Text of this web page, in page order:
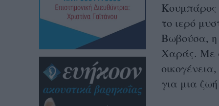
το ιερό
Βωβούσα, η
Χαράς. Με
για μια